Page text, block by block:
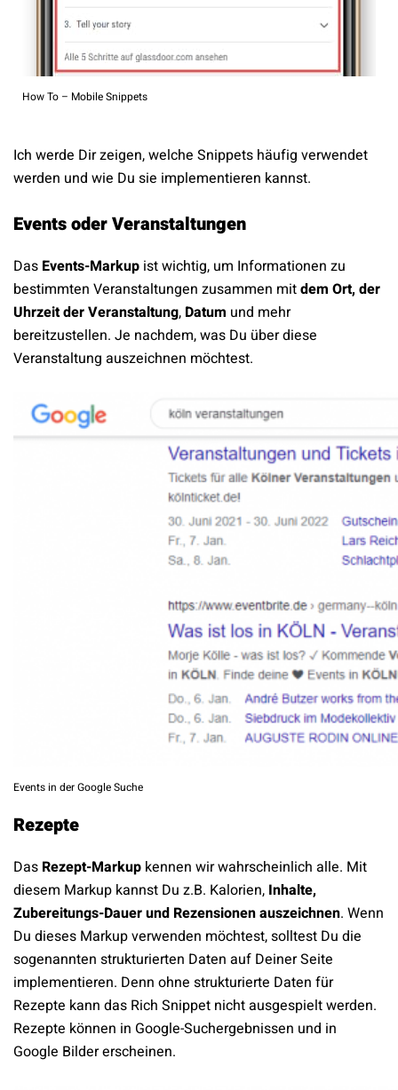
How To – Mobile Snippets
Ich werde Dir zeigen, welche Snippets häufig verwendet
werden und wie Du sie implementieren kannst.
Events oder Veranstaltungen
Das Events-Markup ist wichtig, um Informationen zu
bestimmten Veranstaltungen zusammen mitdem Ort, der
Uhrzeit der Veranstaltung, Datum und mehr
bereitzustellen. Je nachdem, was Du über diese
Veranstaltung auszeichnen möchtest.
Events in der Google Suche
Rezepte
Das Rezept-Markup kennen wir wahrscheinlich alle. Mit
diesem Markup kannst Du z.B. Kalorien, Inhalte,
Zubereitungs-Dauer und Rezensionen auszeichnen. Wenn
Du dieses Markup verwenden möchtest, solltest Du die
sogenannten strukturierten Daten auf Deiner Seite
implementieren. Denn ohne strukturierte Daten für
Rezepte kann das Rich Snippet nicht ausgespielt werden.
Rezepte können in Google-Suchergebnissen und in
Google Bilder erscheinen.